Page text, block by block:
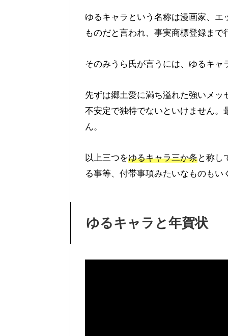
ゆるキャラという名称は漫画家、エ
ものだと言われ、事実商標登録まで
そのみうら氏が言うには、ゆるキ
先ずは郷土愛に満ち溢れた強いメ
不安定で独特でないといけません
ん。
以上三つをゆるキャラ三か条と称し
る事等、付帯事項みたいなものも
ゆるキャラと年賀状